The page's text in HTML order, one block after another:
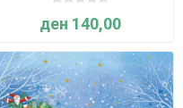
ден 140,00